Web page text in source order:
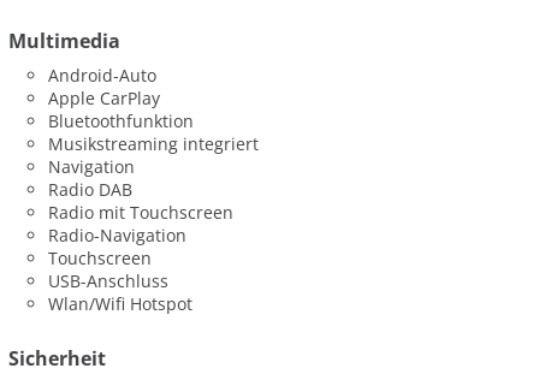
Multimedia
Android-Auto
Apple CarPlay
Bluetoothfunktion
Musikstreaming integriert
Navigation
Radio DAB
Radio mit Touchscreen
Radio-Navigation
Touchscreen
USB-Anschluss
Wlan/Wifi Hotspot
Sicherheit